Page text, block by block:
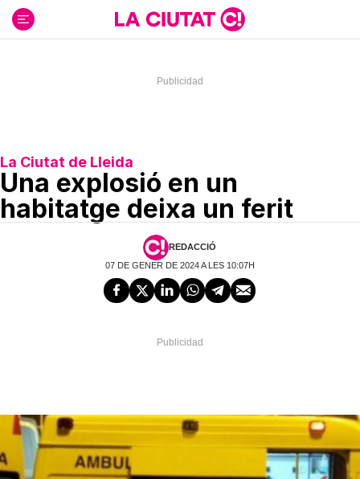
contenido
La Ciutat de Lleida
Una explosió en un
habitatge deixa un ferit
REDACCIÓ
07 DE GENER DE 2024 A LES 10:07H